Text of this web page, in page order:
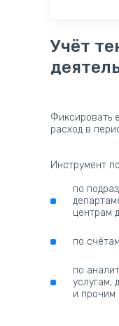
Учёт
Фиксировать
расход в
Инструмент
по
центрам
по
по
услугам,
и прочим